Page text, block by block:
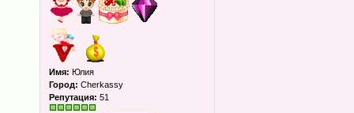
Имя: Юлия
Город: Cherkassy
Репутация: 51